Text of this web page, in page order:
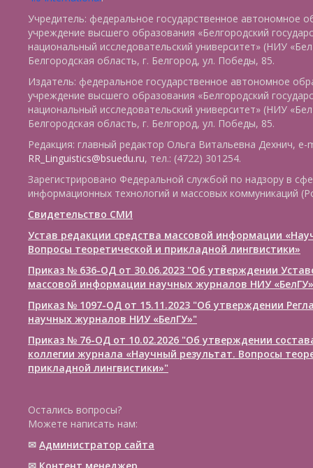
Учредитель: федеральное государственное автономное
учреждение высшего образования «Белгородский
национальный исследовательский университет» (НИУ
Белгородская область, г. Белгород, ул. Победы, 85.
Издатель: федеральное государственное автономное
учреждение высшего образования «Белгородский
национальный исследовательский университет» (НИУ
Белгородская область, г. Белгород, ул. Победы, 85.
Редакция: главный редактор Ольга Витальевна Дехнич, e-
RR_Linguistics@bsuedu.ru, тел.: (4722) 301254.
Зарегистрировано Федеральной службой по надзору в
информационных технологий и массовых коммуникаций
Свидетельство СМИ
Устав редакции средства массовой информации
Вопросы теоретической и прикладной лингвистики»
Приказ № 636-ОД от 30.06.2023 "Об утверждении
массовой информации научных журналов НИУ «БелГУ»
Приказ № 1097-ОД от 15.11.2023 "Об утверждении
научных журналов НИУ «БелГУ»"
Приказ № 76-ОД от 10.02.2026 "Об утверждении
коллегии журнала «Научный результат. Вопросы
прикладной лингвистики»"
Остались вопросы?
Можете написать нам:
✉ Администратор сайта